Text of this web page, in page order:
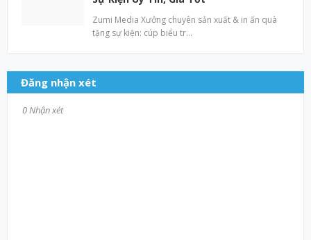
Zumi Media Xưởng chuyên sản xuất & in ấn quà
tặng sự kiện: cúp biểu tr…
Đăng nhận xét
0 Nhận xét